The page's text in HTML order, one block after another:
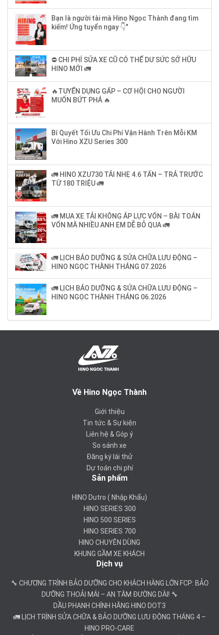
Bạn là người tài mà Hino Ngọc Thành đang tìm
kiếm! Ứng tuyển ngay 👇"
⛔ CHI PHÍ SỬA XE CŨ CÓ THỂ DƯ SỨC SỞ HỮU
HINO MỚI 🚛
🔥TUYỂN DỤNG GẤP – CƠ HỘI CHO NGƯỜI
MUỐN BỨT PHÁ 🔥
Bí Quyết Tối Ưu Chi Phí Vận Hành Trên Mỗi KM
Với Hino XZU Series 300
🚛 HINO XZU730 TẢI NHẸ 4.6 TẤN – TRẢ TRƯỚC
TỪ 180 TRIỆU 🚛
🚛 MUA XE TẢI KHÔNG ÁP LỰC VỐN – BÀI TOÁN
VỐN MÀ NHIỀU ANH EM DỄ BỎ QUA 🚛
🚛 LỊCH BẢO DƯỠNG & SỬA CHỮA LƯU ĐỘNG –
HINO NGỌC THÀNH THÁNG 07.2026
🚛 LỊCH BẢO DƯỠNG & SỬA CHỮA LƯU ĐỘNG –
HINO NGỌC THÀNH THÁNG 06.2026
Về Hino Ngọc Thành
Giới thiệu
Tin tức & Sự kiện
Liên hệ & Góp ý
So sánh xe
Đăng ký lái thử
Dự toán chi phí
Sản phẩm
HINO Dutro ( Nhập Khẩu)
HINO SERIES 300
HINO 500 SERIES
HINO SERIES 700
HINO CHUYÊN DÙNG
KHUNG GẦM XE KHÁCH
Dịch vụ
🔧 CHƯƠNG TRÌNH BẢO DƯỠNG CHO KHÁCH HÀNG LỚN FCP: BẢO
DƯỠNG THOẢI MÁI – AN TÂM ĐƯỜNG DÀI! 🔧
DẦU PHANH CHÍNH HÃNG HINO DOT3
🚛 LỊCH TRÌNH SỬA CHỮA & BẢO DƯỠNG LƯU ĐỘNG THÁNG 4 –
HINO PRO-CARE